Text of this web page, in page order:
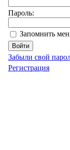
Пароль:
Запомнить
Забыли свой
Регистрация